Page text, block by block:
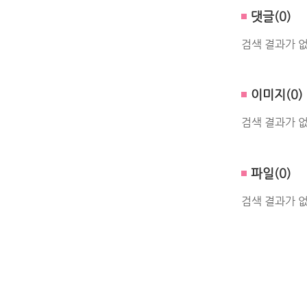
댓글(0)
검색 결과가
이미지(0)
검색 결과가
파일(0)
검색 결과가